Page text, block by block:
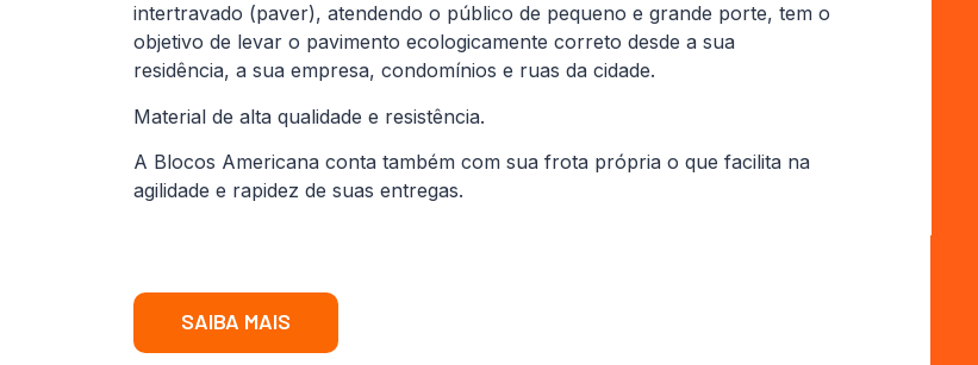
intertravado (paver), atendendo o público de pequeno e grande porte, tem o
objetivo de levar o pavimento ecologicamente correto desde a sua
residência, a sua empresa, condomínios e ruas da cidade.
Material de alta qualidade e resistência.
A Blocos Americana conta também com sua frota própria o que facilita na
agilidade e rapidez de suas entregas.
SAIBA MAIS